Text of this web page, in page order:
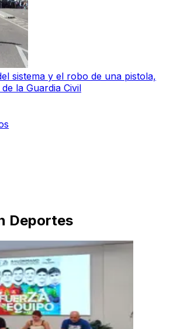
sistema y el robo de una pistola,
la Guardia Civil
Deportes